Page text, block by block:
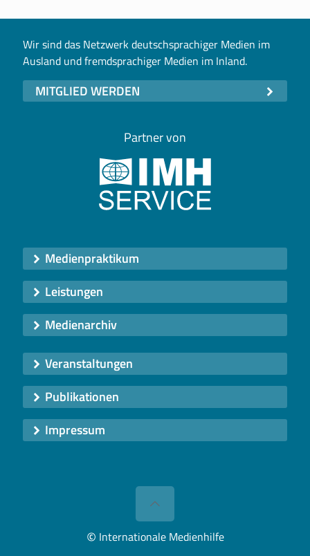
Wir sind das Netzwerk deutschsprachiger Medien im
Ausland und fremdsprachiger Medien im Inland.
MITGLIED WERDEN
Partner von
Medienpraktikum
Leistungen
Medienarchiv
Veranstaltungen
Publikationen
Impressum
© Internationale Medienhilfe